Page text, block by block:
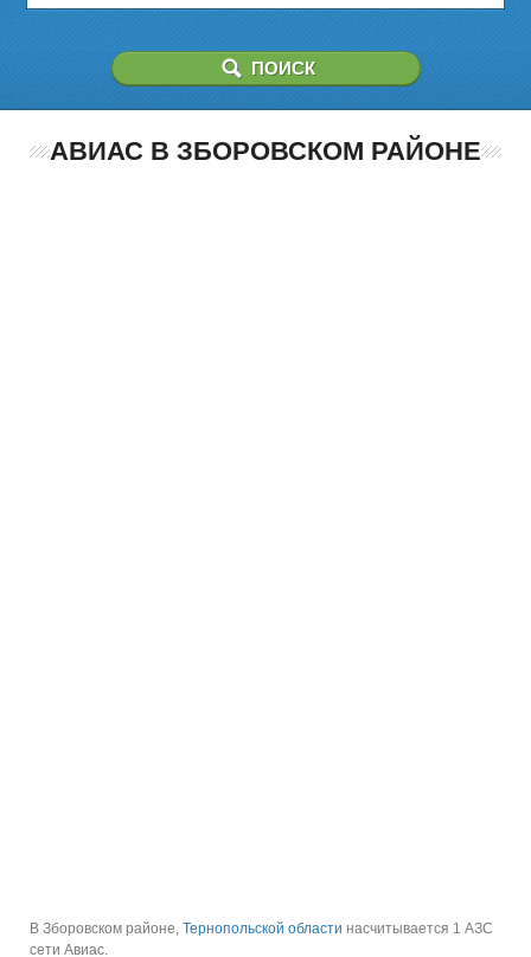
АВИАС В ЗБОРОВСКОМ РАЙОНЕ
В Зборовском районе, Тернопольской области насчитывается 1 АЗС
сети Авиас.